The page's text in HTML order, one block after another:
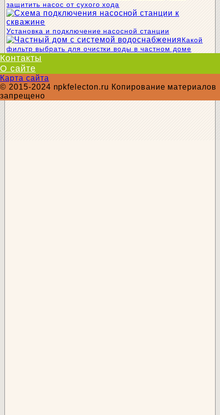
защитить насос от сухого хода
Установка и подключение насосной станции
Какой
фильтр выбрать для очистки воды в частном доме
Контакты
О сайте
Карта сайта
© 2015-2024 npkfelecton.ru Копирование материалов
запрещено